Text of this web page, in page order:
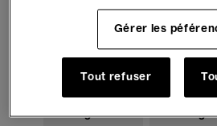
Musique électronique
Pour tous Kids’ Palace
Enseignement Visites
Gérer les
Tout refuser